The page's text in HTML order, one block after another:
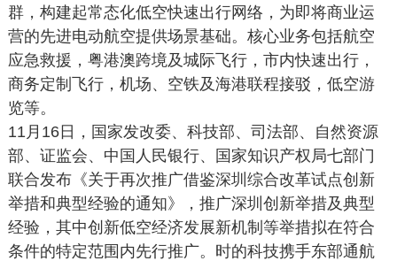
群，构建起常态化低空快速出行网络，为即将商业运
营的先进电动航空提供场景基础。核心业务包括航空
应急救援，粤港澳跨境及城际飞行，市内快速出行，
商务定制飞行，机场、空铁及海港联程接驳，低空游
览等。
11月16日，国家发改委、科技部、司法部、自然资源
部、证监会、中国人民银行、国家知识产权局七部门
联合发布《关于再次推广借鉴深圳综合改革试点创新
举措和典型经验的通知》，推广深圳创新举措及典型
经验，其中创新低空经济发展新机制等举措拟在符合
条件的特定范围内先行推广。时的科技携手东部通航